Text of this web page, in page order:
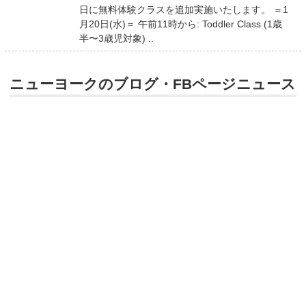
日に無料体験クラスを追加実施いたします。 ＝1
月20日(水)＝ 午前11時から: Toddler Class (1歳
半〜3歳児対象) ..
ニューヨークのブログ・FBページニュース